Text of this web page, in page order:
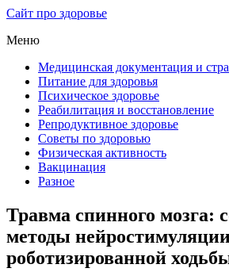
Сайт про здоровье
Меню
Медицинская документация и
Питание для здоровья
Психическое здоровье
Реабилитация и восстановление
Репродуктивное здоровье
Советы по здоровью
Физическая активность
Вакцинация
Разное
Травма спинного мозга:
методы
роботизированной